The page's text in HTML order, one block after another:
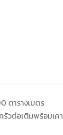
ตารางเมตร
วต่อเติมพร้อมเค